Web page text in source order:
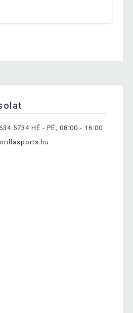
5734 HÉ - PÉ, 08:00 - 16:00